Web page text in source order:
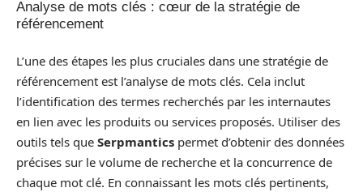
Analyse de mots clés : cœur de la stratégie de
référencement
L’une des étapes les plus cruciales dans une stratégie de
référencement est l’analyse de mots clés. Cela inclut
l’identification des termes recherchés par les internautes
en lien avec les produits ou services proposés. Utiliser des
outils tels que Serpmantics permet d’obtenir des données
précises sur le volume de recherche et la concurrence de
chaque mot clé. En connaissant les mots clés pertinents,